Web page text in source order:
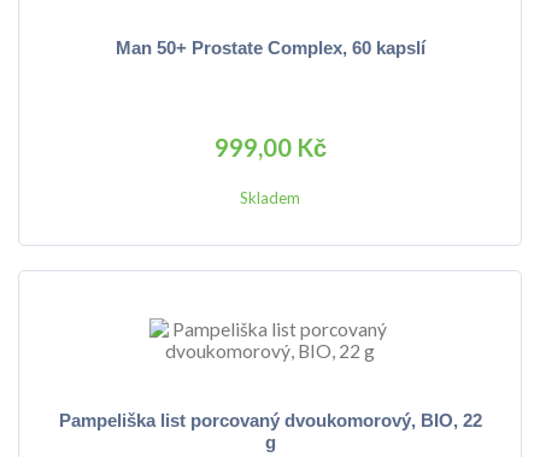
Man 50+ Prostate Complex, 60 kapslí
999,00 Kč
Skladem
Pampeliška list porcovaný dvoukomorový, BIO, 22
g